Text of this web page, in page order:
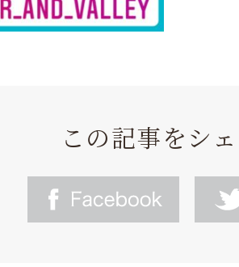
この記事をシ